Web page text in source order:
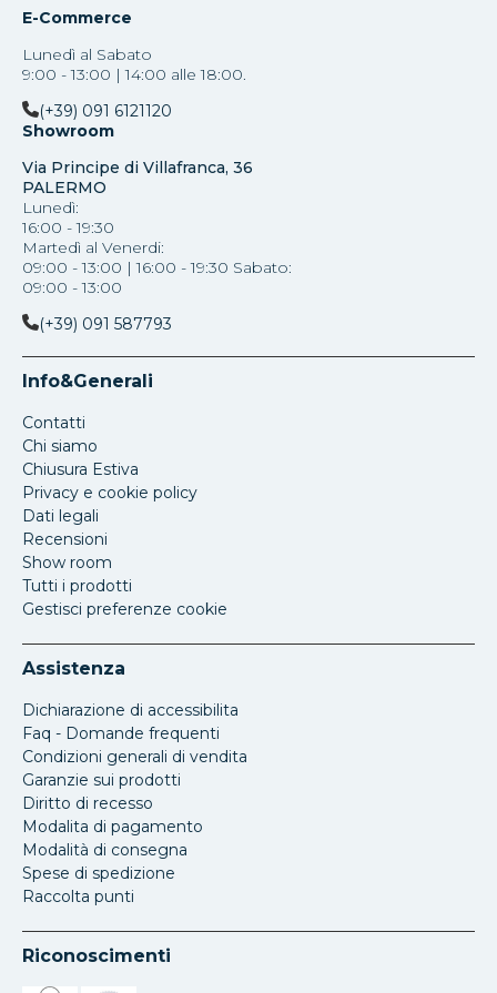
E-Commerce
Lunedì al Sabato
9:00 - 13:00 | 14:00 alle 18:00.
(+39) 091 6121120
Showroom
Via Principe di Villafranca, 36
PALERMO
Lunedì:
16:00 - 19:30
Martedì al Venerdi:
09:00 - 13:00 | 16:00 - 19:30 Sabato:
09:00 - 13:00
(+39) 091 587793
Info&Generali
Contatti
Chi siamo
Chiusura Estiva
Privacy e cookie policy
Dati legali
Recensioni
Show room
Tutti i prodotti
Gestisci preferenze cookie
Assistenza
Dichiarazione di accessibilita
Faq - Domande frequenti
Condizioni generali di vendita
Garanzie sui prodotti
Diritto di recesso
Modalita di pagamento
Modalità di consegna
Spese di spedizione
Raccolta punti
Riconoscimenti